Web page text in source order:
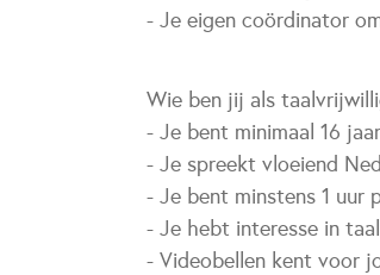
- Je eigen coördinator
Wie ben jij als
- Je bent minimaal 16
- Je spreekt vloeiend
- Je bent minstens 1 uur
- Je hebt interesse in
- Videobellen kent voor